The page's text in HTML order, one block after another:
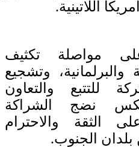
اللاتينية.
مواصلة تكثيف
والبرلمانية، وتشجيع
للتتبع والتعاون
نضج الشراكة
الثقة والاحترام
بلدان الجنوب.